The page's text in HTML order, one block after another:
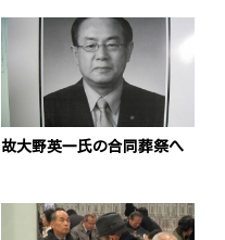
故大野英一氏の合同葬祭へ